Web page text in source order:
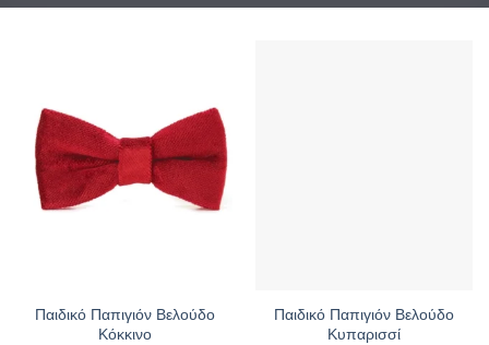
Παιδικό Παπιγιόν Βελούδο
Κόκκινο
Παιδικό Παπιγιόν Βελούδο
Κυπαρισσί